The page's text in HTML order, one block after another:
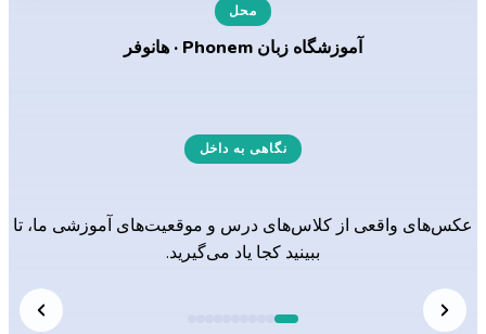
محل
آموزشگاه زبان Phonem · هانوفر
نگاهی به داخل
عکس‌های واقعی از کلاس‌های درس و موقعیت‌های آموزشی ما، تا
ببینید کجا یاد می‌گیرید.